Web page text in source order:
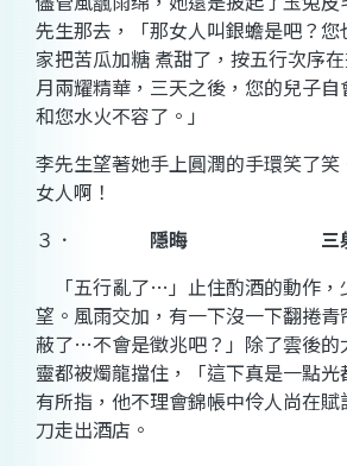
先生那去，「那女人叫銀蟾是吧？您
家把苦瓜加糖 煮甜了，按五行次序在
月兩耀精華，三天之後，您的兒子
和您水火不容了。」
李先生望著她手上圓潤的手環笑了
女人啊！
３． 隱晦 三射
「五行亂了…」止住酌酒的動作，
望。 風雨交加，有一下沒一下翻捲青
蔽了…不會是徵兆吧？」除了雲後的
靈都被燭龍擋住，「這下真是一點
有所指，他不理會錦帳中伶人尚在賦
刀走出酒店。